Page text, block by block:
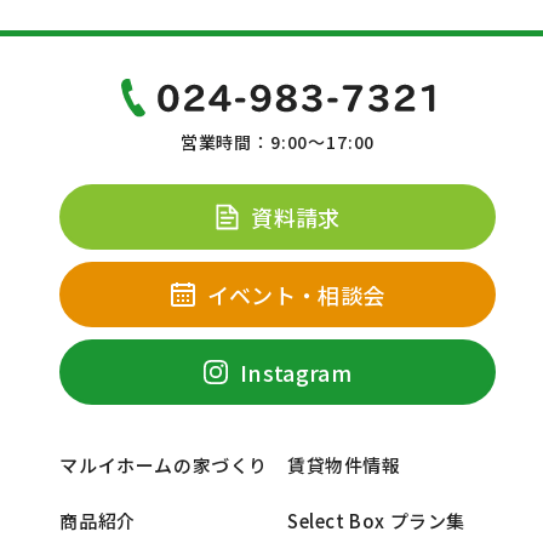
営業時間：9:00～17:00
資料請求
イベント・相談会
Instagram
マルイホームの家づくり
商品紹介
賃貸物件情報
Select Box プラン集